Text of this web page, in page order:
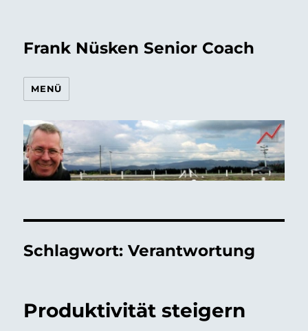
Frank Nüsken Senior Coach
MENÜ
Schlagwort:Verantwortung
Produktivität steigern